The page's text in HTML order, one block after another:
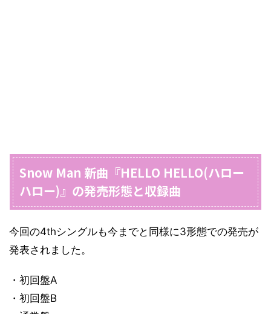
Snow Man 新曲『HELLO HELLO(ハロー
ハロー)』の発売形態と収録曲
今回の4thシングルも今までと同様に3形態での発売が
発表されました。
・初回盤A
・初回盤B